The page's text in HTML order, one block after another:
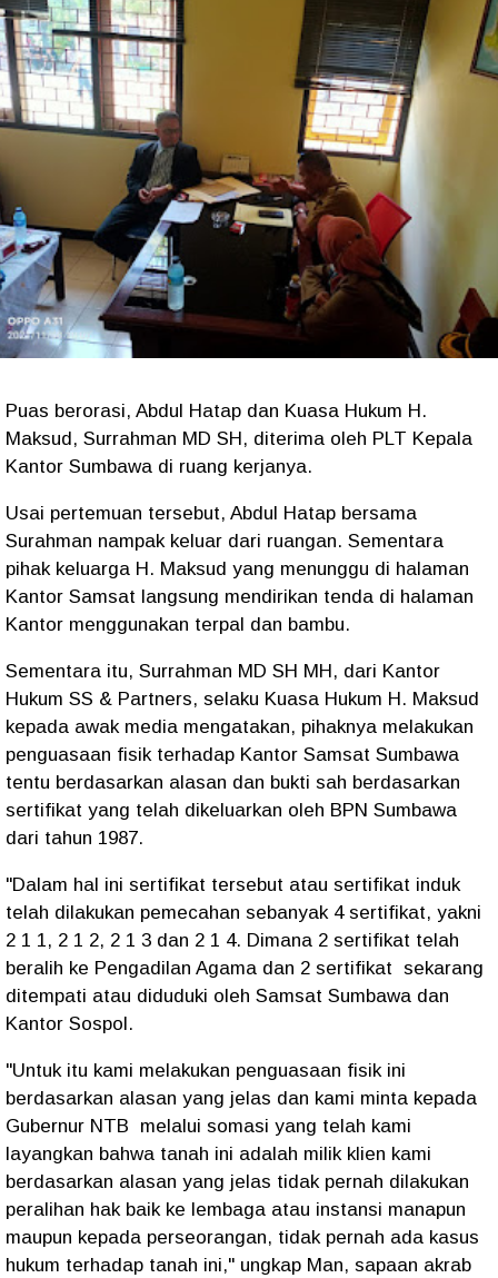
Puas berorasi, Abdul Hatap dan Kuasa Hukum H.
Maksud, Surrahman MD SH, diterima oleh PLT Kepala
Kantor Sumbawa di ruang kerjanya.
Usai pertemuan tersebut, Abdul Hatap bersama
Surahman nampak keluar dari ruangan. Sementara
pihak keluarga H. Maksud yang menunggu di halaman
Kantor Samsat langsung mendirikan tenda di halaman
Kantor menggunakan terpal dan bambu.
Sementara itu, Surrahman MD SH MH, dari Kantor
Hukum SS & Partners, selaku Kuasa Hukum H. Maksud
kepada awak media mengatakan, pihaknya melakukan
penguasaan fisik terhadap Kantor Samsat Sumbawa
tentu berdasarkan alasan dan bukti sah berdasarkan
sertifikat yang telah dikeluarkan oleh BPN Sumbawa
dari tahun 1987.
"Dalam hal ini sertifikat tersebut atau sertifikat induk
telah dilakukan pemecahan sebanyak 4 sertifikat, yakni
2 1 1, 2 1 2, 2 1 3 dan 2 1 4. Dimana 2 sertifikat telah
beralih ke Pengadilan Agama dan 2 sertifikat sekarang
ditempati atau diduduki oleh Samsat Sumbawa dan
Kantor Sospol.
"Untuk itu kami melakukan penguasaan fisik ini
berdasarkan alasan yang jelas dan kami minta kepada
Gubernur NTB melalui somasi yang telah kami
layangkan bahwa tanah ini adalah milik klien kami
berdasarkan alasan yang jelas tidak pernah dilakukan
peralihan hak baik ke lembaga atau instansi manapun
maupun kepada perseorangan, tidak pernah ada kasus
hukum terhadap tanah ini," ungkap Man, sapaan akrab